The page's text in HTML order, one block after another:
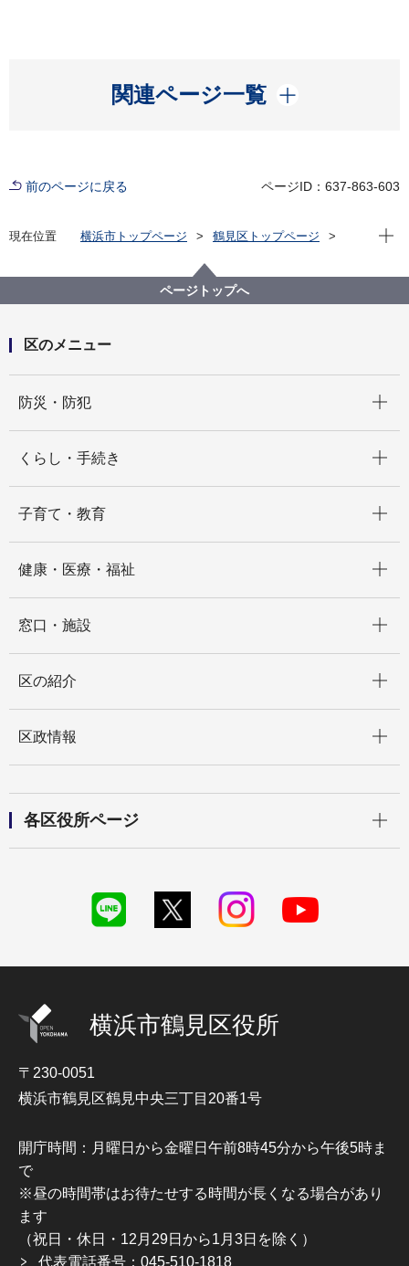
関連ページ一覧
開く
前のページに戻る ページID：637-863-603
現在位置 横浜市トップページ
鶴見区トップページ
食堂
現在
ページトップへ
区のメニュー
防災・防犯
くらし・手続き
子育て・教育
健康・医療・福祉
窓口・施設
区の紹介
区政情報
各区役所ページ
横浜市鶴見区役所
〒230-0051
横浜市鶴見区鶴見中央三丁目20番1号
開庁時間：月曜日から金曜日午前8時45分から午後5時ま
で
※昼の時間帯はお待たせする時間が長くなる場合があり
ます
（祝日・休日・12月29日から1月3日を除く）
代表電話番号：045-510-1818